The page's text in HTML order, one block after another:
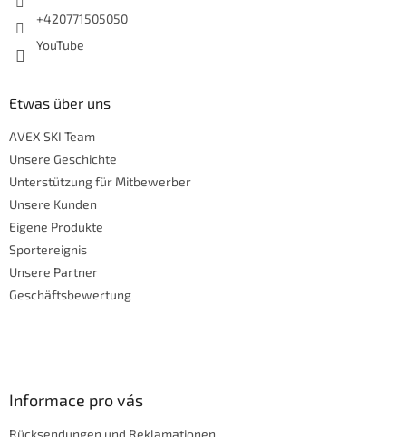
+420771505050
YouTube
Etwas über uns
AVEX SKI Team
Unsere Geschichte
Unterstützung für Mitbewerber
Unsere Kunden
Eigene Produkte
Sportereignis
Unsere Partner
Geschäftsbewertung
Informace pro vás
Rücksendungen und Reklamationen